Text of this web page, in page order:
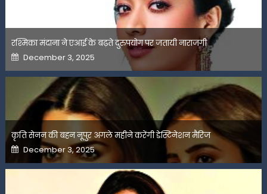
रश्मिका मंदाना ने एआई के बढ़ते दुरुपयोग पर जतायी नाराजगी
Posted
on
December 3, 2025
कृति सेनन की बहन नूपुर अगले महीने करेंगी डेस्टिनेशन मैरिज
Posted
on
December 3, 2025